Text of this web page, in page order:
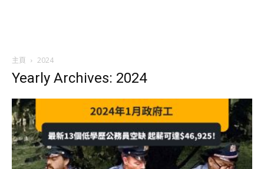
主頁 2024
Yearly Archives: 2024